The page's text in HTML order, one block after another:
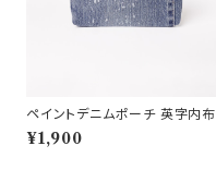
ペイントデニムポーチ 英字内布
ハンドメイド 12×20cm
¥1,900